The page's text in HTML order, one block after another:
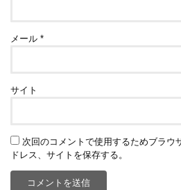
メール*
サイト
次回のコメントで使用するためブラウ
ドレス、サイトを保存する。